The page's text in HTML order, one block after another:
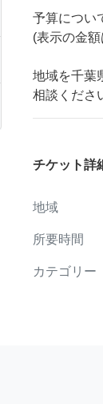
予算につい
(表示の金
地域を千葉
相談くださ
チケット詳
地域
所要時間
カテゴリー